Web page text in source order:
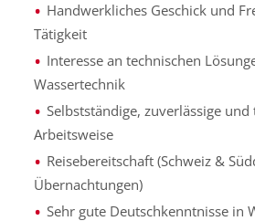
Handwerkliches Geschick und
Tätigkeit
Interesse an technischen
Wassertechnik
Selbstständige, zuverlässige
Arbeitsweise
Reisebereitschaft (Schweiz &
Übernachtungen)
Sehr gute Deutschkenntnisse in